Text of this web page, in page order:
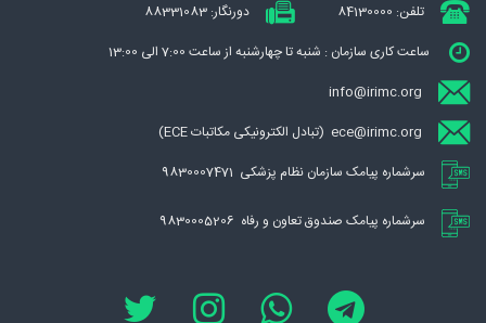
تلفن: 84130000
دورنگار: 88331083
ساعت کاری سازمان : شنبه تا چهارشنبه از ساعت 7:00 الی 13:00
info@irimc.org
ece@irimc.org (تبادل الکترونیکی مکاتبات ECE)
سرشماره پیامک سازمان نظام پزشکی 9830007471
سرشماره پیامک صندوق تعاون و رفاه 9830005206